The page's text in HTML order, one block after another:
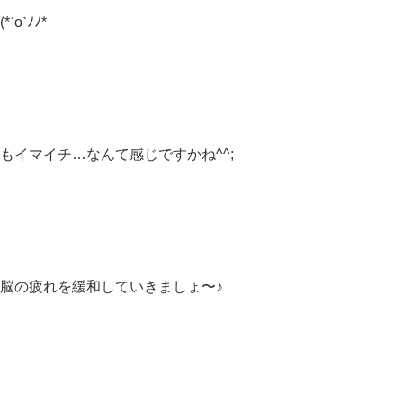
ﾉﾉ*
イマイチ…なんて感じですかね^^;
の疲れを緩和していきましょ〜♪